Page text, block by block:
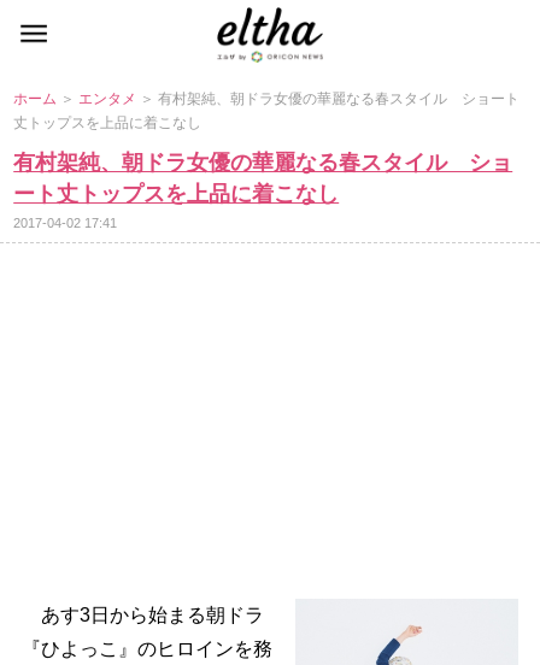
ホーム ＞ エンタメ ＞ 有村架純、朝ドラ女優の華麗なる春スタイル ショート
丈トップスを上品に着こなし
有村架純、朝ドラ女優の華麗なる春スタイル ショ
ート丈トップスを上品に着こなし
2017-04-02 17:41
あす3日から始まる朝ドラ
『ひよっこ』のヒロインを務